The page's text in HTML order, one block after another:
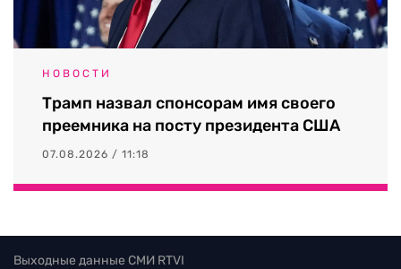
НОВОСТИ
Трамп назвал спонсорам имя своего
преемника на посту президента США
07.08.2026 / 11:18
Выходные данные СМИ RTVI